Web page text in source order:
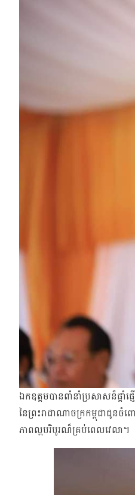
ឯកឧត្តមបានពាំនាំប្រសាសន៏ផ្តាំ
នៃព្រះរាជាណាចក្រកម្ពុជាជូ
ភាពល្អបរិបូរណ៏គ្រប់ពេលវេលា។